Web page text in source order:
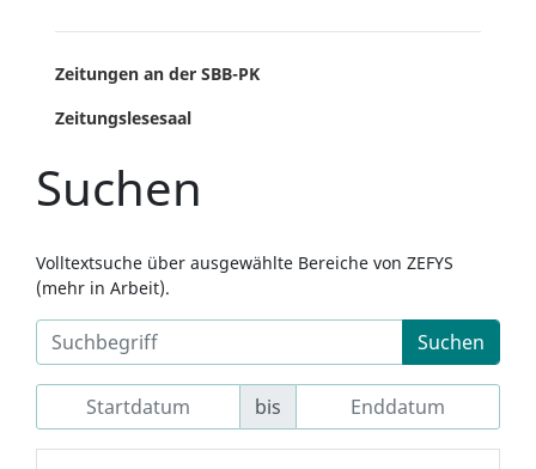
Zeitungen an der SBB-PK
Zeitungslesesaal
Suchen
Volltextsuche über ausgewählte Bereiche von ZEFYS
(mehr in Arbeit).
Suchen
bis